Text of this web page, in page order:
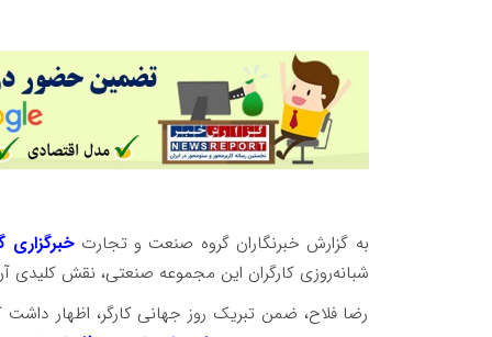
به گزارش خبرنگاران گروه صنعت و تجارتخبرگزاری
شبانه‌روزی کارگران این مجموعه صنعتی، نقش
رضا فلاح، ضمن تبریک روز جهانی کارگر، اظهار